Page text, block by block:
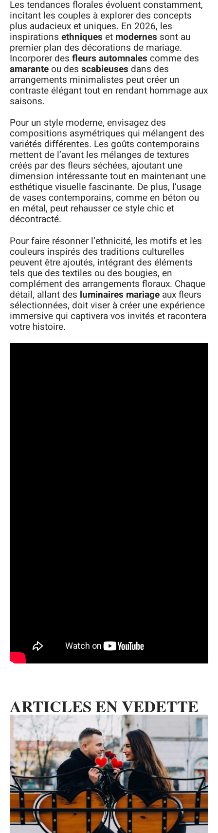
Les tendances florales évoluent constamment,
incitant les couples à explorer des concepts
plus audacieux et uniques. En 2026, les
inspirations ethniques et modernes sont au
premier plan des décorations de mariage.
Incorporer des fleurs automnales comme des
amarante ou des scabieuses dans des
arrangements minimalistes peut créer un
contraste élégant tout en rendant hommage aux
saisons.
Pour un style moderne, envisagez des
compositions asymétriques qui mélangent des
variétés différentes. Les goûts contemporains
mettent de l’avant les mélanges de textures
créés par des fleurs séchées, ajoutant une
dimension intéressante tout en maintenant une
esthétique visuelle fascinante. De plus, l’usage
de vases contemporains, comme en béton ou
en métal, peut rehausser ce style chic et
décontracté.
Pour faire résonner l’ethnicité, les motifs et les
couleurs inspirés des traditions culturelles
peuvent être ajoutés, intégrant des éléments
tels que des textiles ou des bougies, en
complément des arrangements floraux. Chaque
détail, allant des luminaires mariage aux fleurs
sélectionnées, doit viser à créer une expérience
immersive qui captivera vos invités et racontera
votre histoire.
ARTICLES EN VEDETTE